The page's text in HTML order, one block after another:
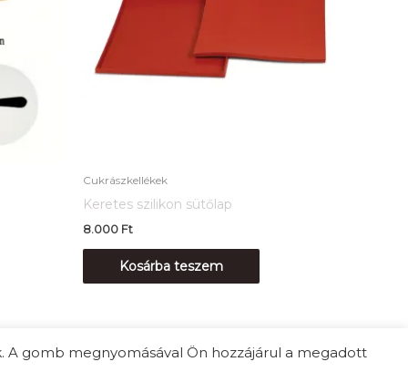
Cukrászkellékek
Keretes szilikon sütőlap
8.000 Ft
Kosárba teszem
A gomb megnyomásával Ön hozzájárul a megadott